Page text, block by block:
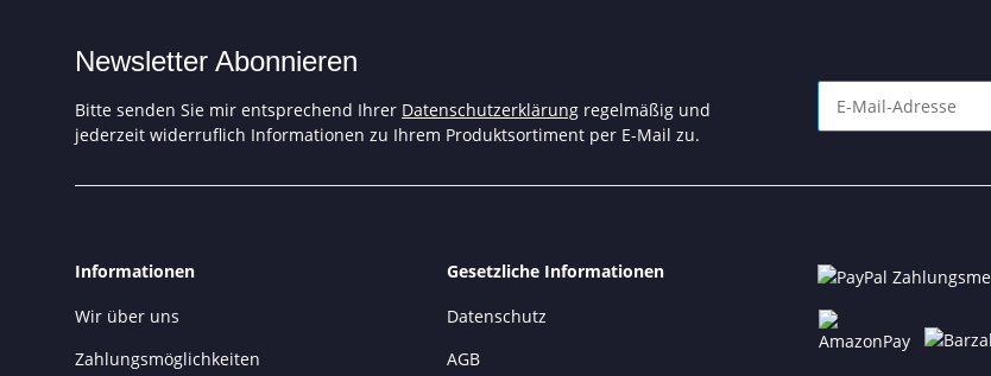
Newsletter Abonnieren
Bitte senden Sie mir entsprechend Ihrer Datenschutzerklärung regelmäßig und
jederzeit widerruflich Informationen zu Ihrem Produktsortiment per E-Mail zu.
Informationen
Wir über uns
Zahlungsmöglichkeiten
Gesetzliche Informationen
Datenschutz
AGB